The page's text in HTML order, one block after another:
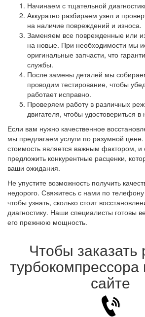
Начинаем с тщательной
Аккуратно разбираем узел и
на наличие повреждений и износа.
Заменяем все поврежденные или
на новые. При необходимости мы
оригинальные запчасти, что
службы.
После замены деталей мы
проводим тестирование, чтобы
работает исправно.
Проверяем работу в различных
двигателя, чтобы удостовериться в
Если вам нужно качественное
мы предлагаем услуги по разумной
стоимость является важным фактором, и
предложить конкурентные расценки,
ваши ожидания.
Не упустите возможность получить
недорого. Свяжитесь с нами по телефону
чтобы узнать, сколько стоит
диагностику. Наши специалисты готовы
его прежнюю мощность.
Чтобы заказать
сайте